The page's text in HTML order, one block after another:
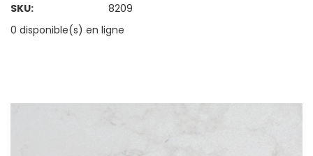
SKU:
8209
0 disponible(s) en ligne